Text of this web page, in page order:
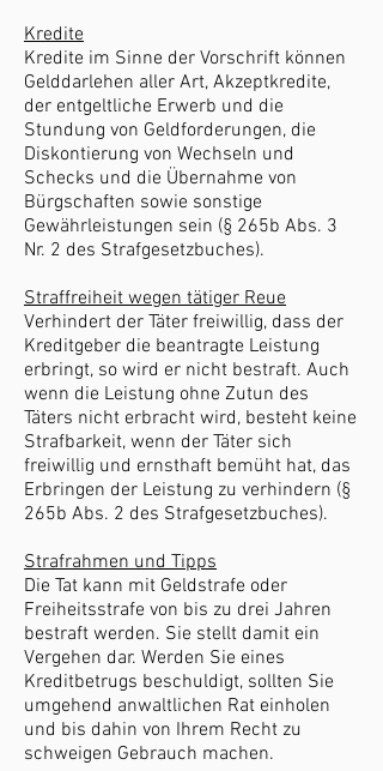
Kredite
Kredite im Sinne der Vorschrift können
Gelddarlehen aller Art, Akzeptkredite,
der entgeltliche Erwerb und die
Stundung von Geldforderungen, die
Diskontierung von Wechseln und
Schecks und die Übernahme von
Bürgschaften sowie sonstige
Gewährleistungen sein (§ 265b Abs. 3
Nr. 2 des Strafgesetzbuches).
Straffreiheit wegen tätiger Reue
Verhindert der Täter freiwillig, dass der
Kreditgeber die beantragte Leistung
erbringt, so wird er nicht bestraft. Auch
wenn die Leistung ohne Zutun des
Täters nicht erbracht wird, besteht keine
Strafbarkeit, wenn der Täter sich
freiwillig und ernsthaft bemüht hat, das
Erbringen der Leistung zu verhindern (§
265b Abs. 2 des Strafgesetzbuches).
Strafrahmen und Tipps
Die Tat kann mit Geldstrafe oder
Freiheitsstrafe von bis zu drei Jahren
bestraft werden. Sie stellt damit ein
Vergehen dar. Werden Sie eines
Kreditbetrugs beschuldigt, sollten Sie
umgehend anwaltlichen Rat einholen
und bis dahin von Ihrem Recht zu
schweigen Gebrauch machen.